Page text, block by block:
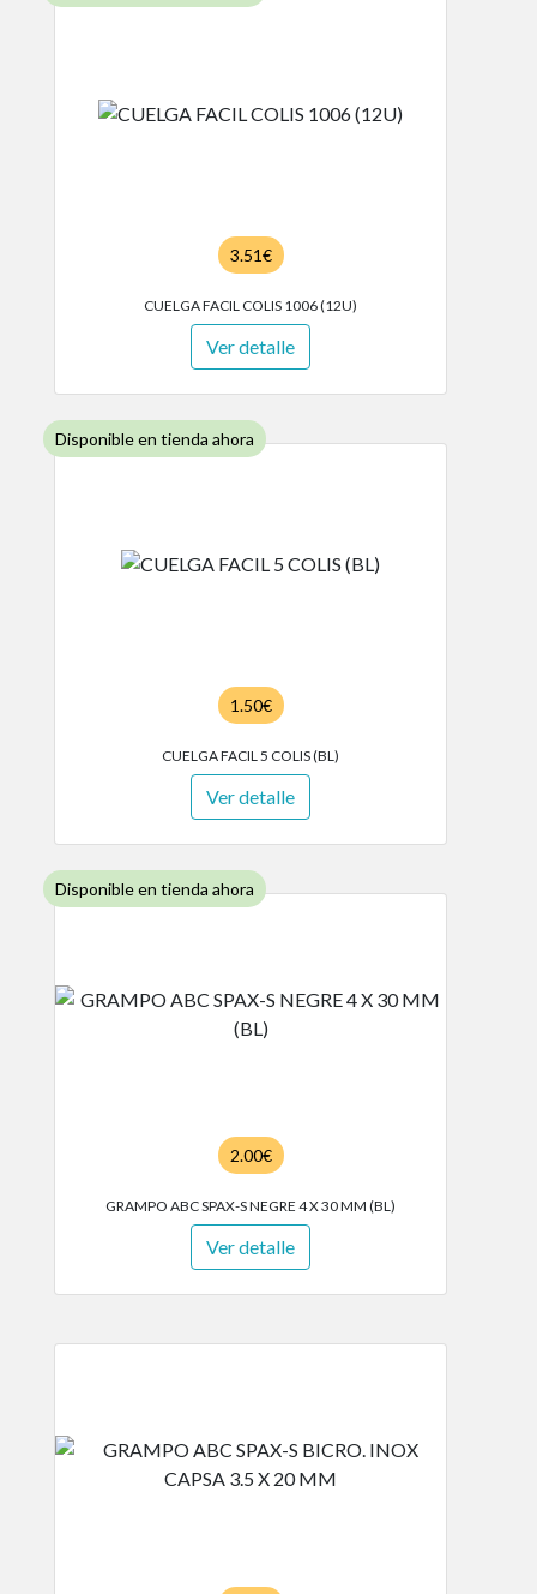
3.51€
CUELGA FACIL COLIS 1006 (12U)
Ver detalle
Disponible en tienda ahora
1.50€
CUELGA FACIL 5 COLIS (BL)
Ver detalle
Disponible en tienda ahora
2.00€
GRAMPO ABC SPAX-S NEGRE 4 X 30 MM (BL)
Ver detalle